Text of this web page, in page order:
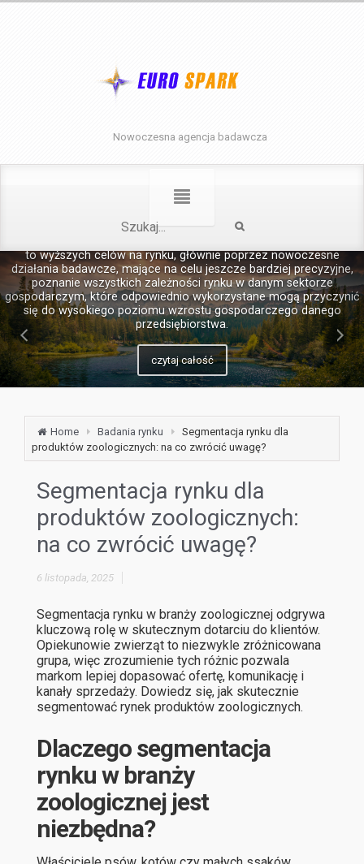
Nowoczesna agencja badawcza
Euro Spark
Witamy serdecznie na a internetowej stronie Firmy Euro Spark. Firmy
to wyższych celów na rynku, głównie poprzez nowoczesne
działania badawcze, mające na celu jeszcze bardziej precyzyjne,
poznanie wszystkich zależności rynku w danym sektorze
gospodarczym, które odpowiednio wykorzystane mogą przyczynić
się do wysokiego poziomu wzrostu gospodarczego danego
przedsiębiorstwa.
czytaj całość
Home Badania rynku
Segmentacja rynku dla
produktów zoologicznych: na co zwrócić uwagę?
Segmentacja rynku dla
produktów zoologicznych:
na co zwrócić uwagę?
6 listopada, 2025
Segmentacja rynku w branży zoologicznej odgrywa
kluczową rolę w skutecznym dotarciu do klientów.
Opiekunowie zwierząt to niezwykle zróżnicowana
grupa, więc zrozumienie tych różnic pozwala
markom lepiej dopasować ofertę, komunikację i
kanały sprzedaży. Dowiedz się, jak skutecznie
segmentować rynek produktów zoologicznych.
Dlaczego segmentacja
rynku w branży
zoologicznej jest
niezbędna?